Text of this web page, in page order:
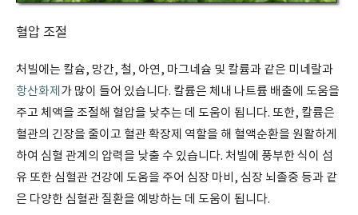
혈압 조절
처빌에는 칼슘, 망간, 철, 아연, 마그네슘 및 칼륨과 같은 미네랄과
항산화제 가 많이 들어 있습니다. 칼륨은 체내 나트륨 배출에 도움을
주고 체액을 조절해 혈압을 낮추는 데 도움이 됩니다. 또한, 칼륨은
혈관의 긴장을 줄이고 혈관 확장제 역할을 해 혈액순환을 원활하게
하여 심혈 관계의 압력을 낮출 수 있습니다. 처빌에 풍부한 식이 섬
유 또한 심혈관 건강에 도움을 주어 심장 마비, 심장 뇌졸중 등과 같
은 다양한 심혈관 질환을 예방하는 데 도움이 됩니다.